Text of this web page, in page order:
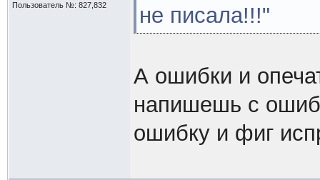
Пользователь №: 827,832
не писала!!!"
А ошибки и
напишешь с
ошибку и фиг